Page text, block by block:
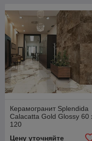
Керамогранит Splendida
Calacatta Gold Glossy 60
120
Цену уточняйте